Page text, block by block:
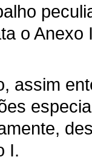
o
assim
I.